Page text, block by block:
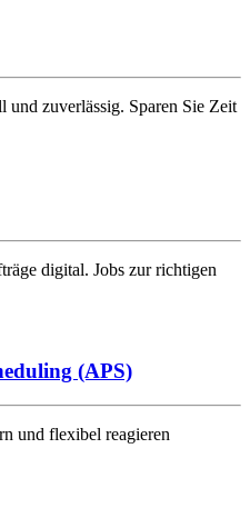
und zuverlässig. Sparen Sie Zeit
digital. Jobs zur richtigen
(APS)
und flexibel reagieren